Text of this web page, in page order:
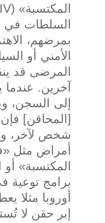
السلطات في
بمرضهم،
الأمني أو
المرضى قد
آخرين.
إلى السجن،
[المحاقن]
شخص لآخر،
أمراض مثل
المكتسبة»
برامج توعية
أوروبا مثلا
إبر حقن لا